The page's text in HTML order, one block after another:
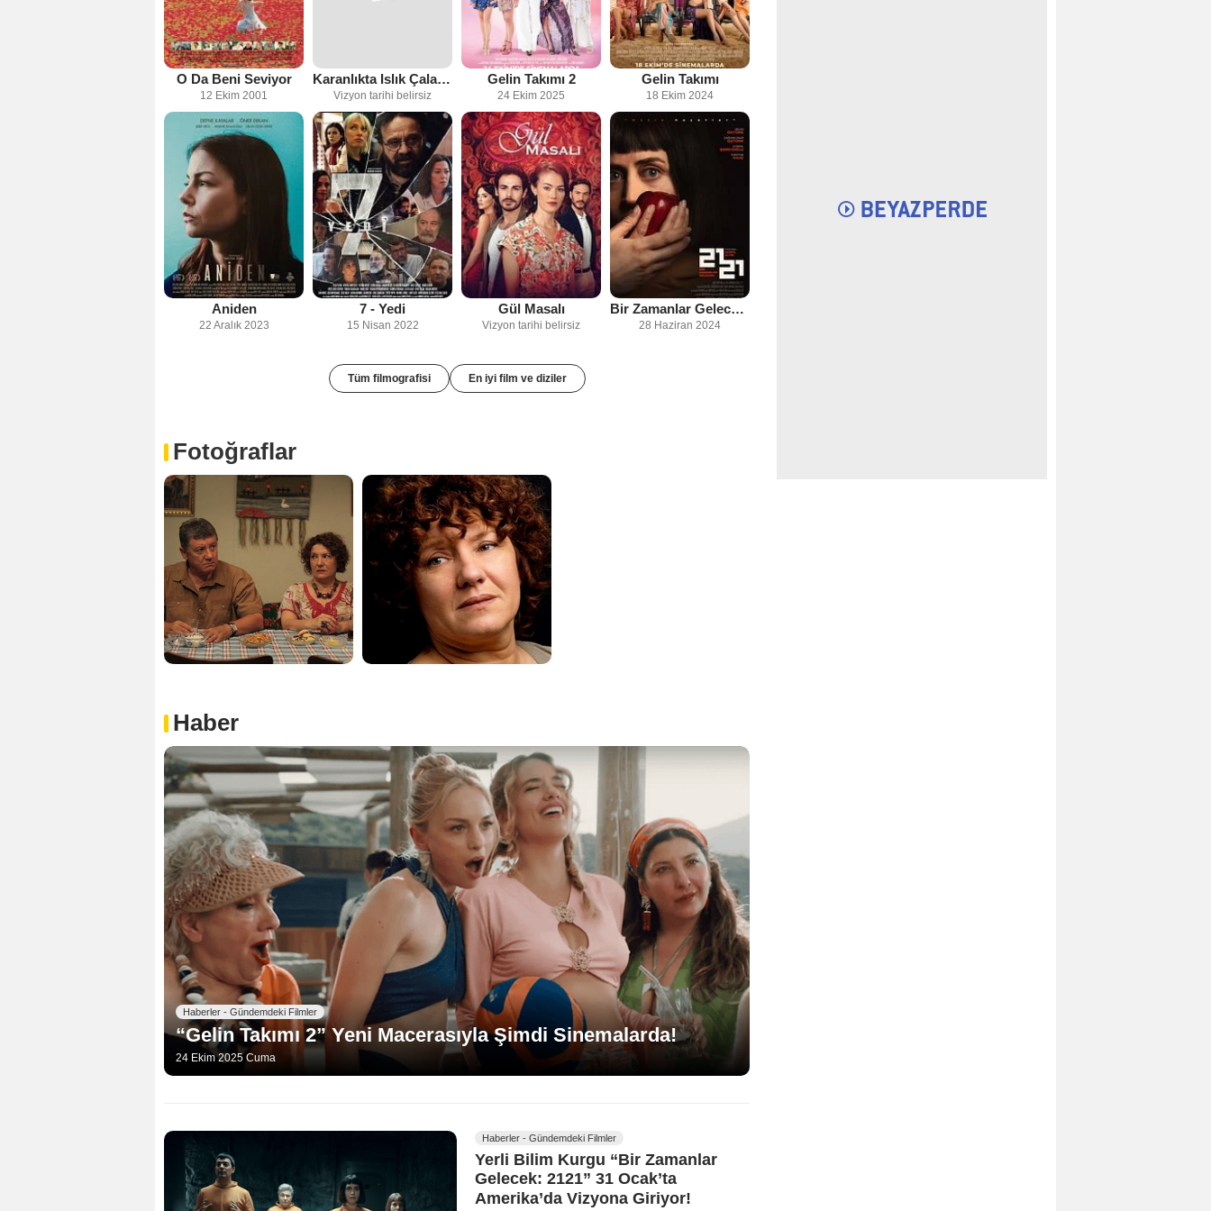
O Da Beni Seviyor
12 Ekim 2001
Karanlıkta Islık Çalanlar
Vizyon tarihi belirsiz
Gelin Takımı 2
24 Ekim 2025
Gelin Takımı
18 Ekim 2024
Aniden
22 Aralık 2023
7 - Yedi
15 Nisan 2022
Gül Masalı
Vizyon tarihi belirsiz
Bir Zamanlar Gelecek: 2121
28 Haziran 2024
Tüm filmografisi En iyi film ve diziler
Fotoğraflar
Haber
Haberler - Gündemdeki Filmler
“Gelin Takımı 2” Yeni Macerasıyla Şimdi Sinemalarda!
24 Ekim 2025 Cuma
Haberler - Gündemdeki Filmler
Yerli Bilim Kurgu “Bir Zamanlar
Gelecek: 2121” 31 Ocak’ta
Amerika’da Vizyona Giriyor!